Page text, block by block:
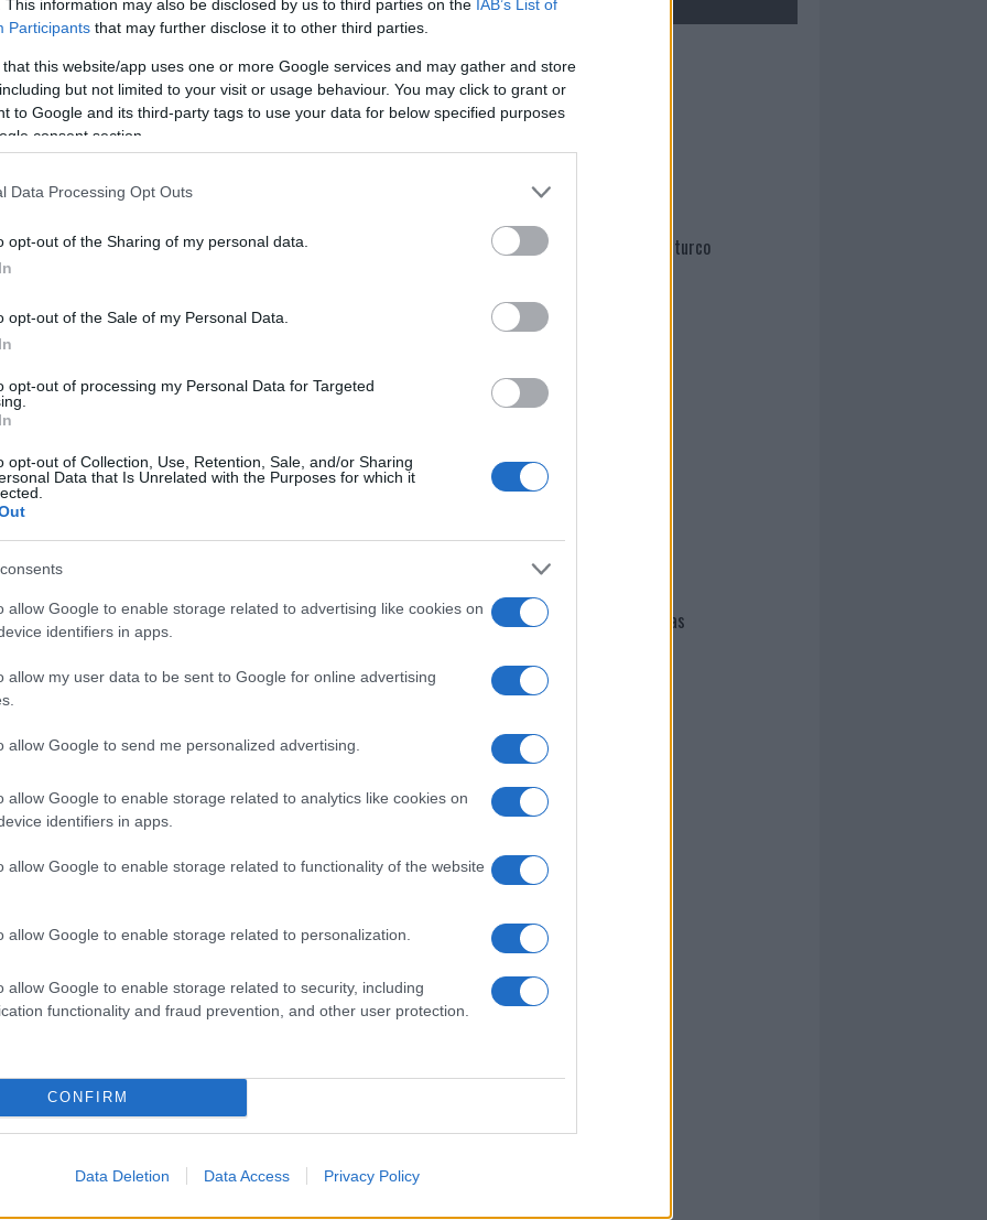
This information may also be disclosed by us to third parties on the IAB’s List of
Participants that may further disclose it to other third parties.
that this website/app uses one or more Google services and may gather and store
but not limited to your visit or usage behaviour. You may click to grant or
to Google and its third-party tags to use your data for below specified purposes
consent section.
Data Processing Opt Outs
opt-out of the Sharing of my personal data.
opt-out of the Sale of my Personal Data.
opt-out of processing my Personal Data for Targeted
opt-out of Collection, Use, Retention, Sale, and/or Sharing
Data that Is Unrelated with the Purposes for which it
allow Google to enable storage related to advertising like cookies on
identifiers in apps.
allow my user data to be sent to Google for online advertising
allow Google to send me personalized advertising.
allow Google to enable storage related to analytics like cookies on
identifiers in apps.
allow Google to enable storage related to functionality of the website
allow Google to enable storage related to personalization.
allow Google to enable storage related to security, including
functionality and fraud prevention, and other user protection.
CONFIRM
Data Deletion Data Access Privacy Policy
quel legame speciale con la Gallura
Stcw, per gli addetti sala/bar si
lingua francesee, preferibilmente, un
. Per la posizione di receptionist/hostess si
conoscenza del
francese
Sardinia Ferries avvengono mediante
prorogabile.
Isola d’Elba. Gli interessati possono
il sito www.corsica-ferries.it, alla
ferries.it/lavoro
nella sezioneLogin
Corsica Sardinia Ferries
Lavoro Sardegna
di GalluraOggi.it
i tuoi video e le tue foto
+39 345 356 7512
Mario Malu
Paolo Pinna
Martina Agostina Diturco
Giovannimaria Cabras